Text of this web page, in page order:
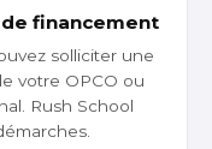
financement
solliciter une
votre OPCO ou
Rush School